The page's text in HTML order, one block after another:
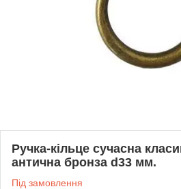
Ручка-кільце сучасна
антична бронза d33 мм.
Під замовлення